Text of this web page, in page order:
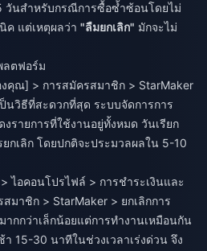
วันสำหรับกรณีการซื้อซ้ำซ้อนโดยไม่
ค แต่เหตุผลว่า "ลืมยกเลิก" มักจะไม่
ลตฟอร์ม
คุณ] > การสมัครสมาชิก > StarMaker
นวิธีที่สะดวกที่สุด ระบบจัดการการ
รายการที่ใช้งานอยู่ทั้งหมด วันเรียก
ยกเลิก โดยปกติจะประมวลผลใน 5-10
ไอคอนโปรไฟล์ > การชำระเงินและ
มาชิก > StarMaker > ยกเลิกการ
กกว่าเล็กน้อยแต่การทำงานเหมือนกัน
15-30 นาทีในช่วงเวลาเร่งด่วน จึง